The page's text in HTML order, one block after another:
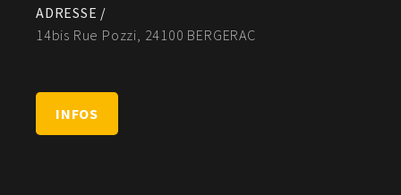
ADRESSE /
14bis Rue Pozzi, 24100 BERGERAC
INFOS